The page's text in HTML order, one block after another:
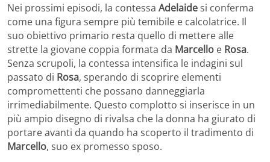
Nei prossimi episodi, la contessa Adelaidesi conferma
come una figura sempre più temibile e calcolatrice. Il
suo obiettivo primario resta quello di mettere alle
strette la giovane coppia formata da Marcello e Rosa.
Senza scrupoli, la contessa intensifica le indagini sul
passato di Rosa, sperando di scoprire elementi
compromettenti che possano danneggiarla
irrimediabilmente. Questo complotto si inserisce in un
più ampio disegno di rivalsa che la donna ha giurato di
portare avanti da quando ha scoperto il tradimento di
Marcello, suo ex promesso sposo.